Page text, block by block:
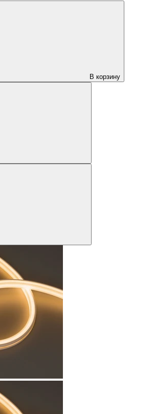
В корзину